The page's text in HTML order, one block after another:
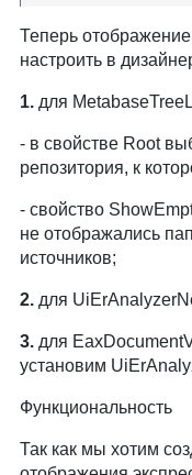
Теперь
настроить в
1. для
- в свойстве Root
репозитория, к
- свойство
не отображались
источников;
2. для
3. для
установим
Функциональность
Так как мы хотим